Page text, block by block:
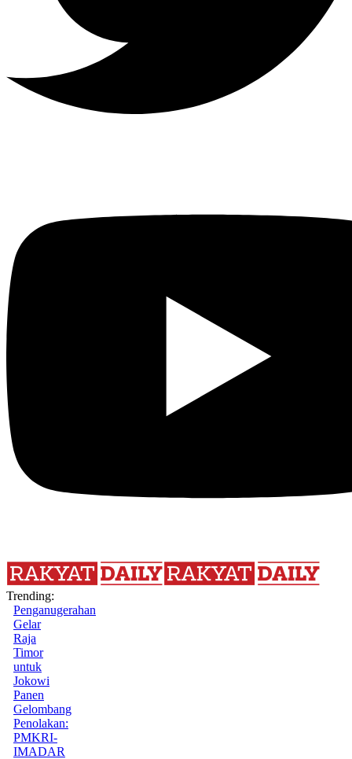
Trending:
Penganugerahan
Gelar
Raja
Timor
untuk
Jokowi
Panen
Gelombang
Penolakan:
PMKRI-
IMADAR